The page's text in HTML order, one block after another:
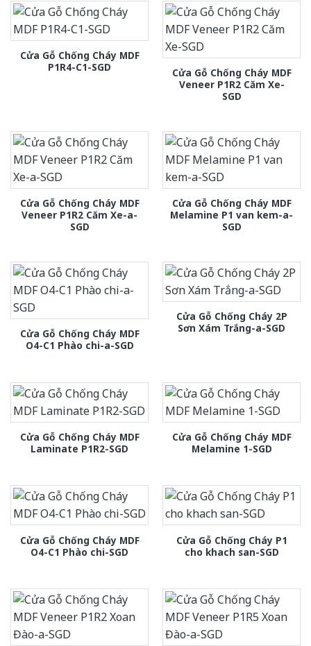
Cửa Gỗ Chống Cháy MDF
P1R4-C1-SGD
Cửa Gỗ Chống Cháy MDF
Veneer P1R2 Căm Xe-
SGD
Cửa Gỗ Chống Cháy MDF
Veneer P1R2 Căm Xe-a-
SGD
Cửa Gỗ Chống Cháy MDF
Melamine P1 van kem-a-
SGD
Cửa Gỗ Chống Cháy MDF
O4-C1 Phào chi-a-SGD
Cửa Gỗ Chống Cháy 2P
Sơn Xám Trắng-a-SGD
Cửa Gỗ Chống Cháy MDF
Laminate P1R2-SGD
Cửa Gỗ Chống Cháy MDF
Melamine 1-SGD
Cửa Gỗ Chống Cháy MDF
O4-C1 Phào chi-SGD
Cửa Gỗ Chống Cháy P1
cho khach san-SGD